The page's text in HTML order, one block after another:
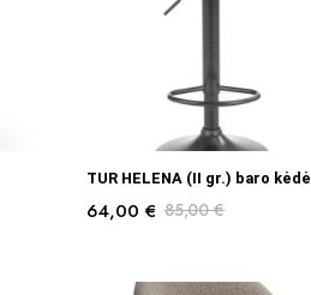
PASIRINKTI SAVYBES
TUR HELENA (II gr.) baro kėdė
85,00€
64,00 €